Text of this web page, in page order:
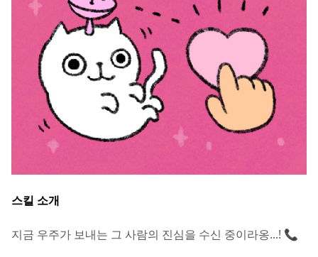
스킬 소개
지금 우주가 보내는 그 사람의 진심을 수신 중이라옹...! 📞